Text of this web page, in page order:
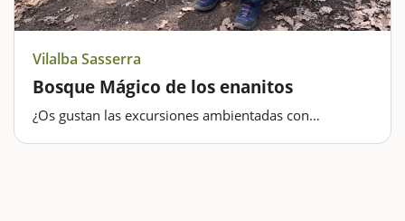
Vilalba Sasserra
Bosque Mágico de los enanitos
¿Os gustan las excursiones ambientadas con